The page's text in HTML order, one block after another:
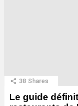
38 Shares
Le guide